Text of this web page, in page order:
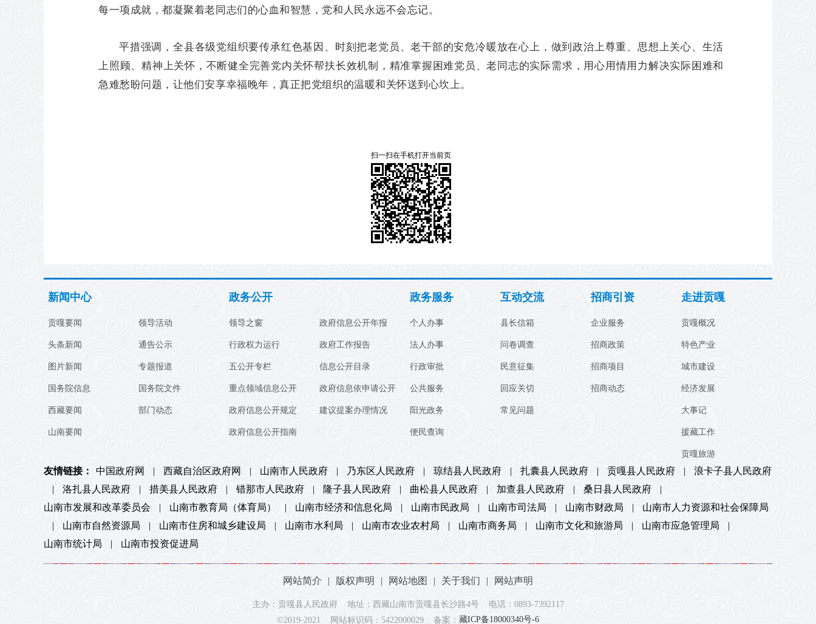
每一项成就，都凝聚着老同志们的心血和智慧，党和人民永远不会忘记。
平措强调，全县各级党组织要传承红色基因、时刻把老党员、老干部的安危冷暖放在心上，做到政治上尊重、思想上关心、生活
上照顾、精神上关怀，不断健全完善党内关怀帮扶长效机制，精准掌握困难党员、老同志的实际需求，用心用情用力解决实际困难和
急难愁盼问题，让他们安享幸福晚年，真正把党组织的温暖和关怀送到心坎上。
扫一扫在手机打开当前页
新闻中心
贡嘎要闻
头条新闻
图片新闻
国务院信息
西藏要闻
山南要闻
领导活动
通告公示
专题报道
国务院文件
部门动态
政务公开
领导之窗
行政权力运行
五公开专栏
重点领域信息公开
政府信息公开规定
政府信息公开指南
政府信息公开年报
政府工作报告
信息公开目录
政府信息依申请公开
建议提案办理情况
政务服务
个人办事
法人办事
行政审批
公共服务
阳光政务
便民查询
互动交流
县长信箱
问卷调查
民意征集
回应关切
常见问题
招商引资
企业服务
招商政策
招商项目
招商动态
走进贡嘎
贡嘎概况
特色产业
城市建设
经济发展
大事记
援藏工作
贡嘎旅游
友情链接： 中国政府网 | 西藏自治区政府网 | 山南市人民政府 | 乃东区人民政府 | 琼结县人民政府 | 扎囊县人民政府 | 贡嘎县人民政府 |
浪卡子县人民政府
|
洛扎县人民政府 | 措美县人民政府 | 错那市人民政府 | 隆子县人民政府 | 曲松县人民政府 | 加查县人民政府 | 桑日县人民政府
|
山南市发展和改革委员会
| 山南市教育局（体育局） | 山南市经济和信息化局 | 山南市民政局 | 山南市司法局 | 山南市财政局 |
山南市人力资源和社会保障局
|
山南市自然资源局 | 山南市住房和城乡建设局 | 山南市水利局 | 山南市农业农村局 | 山南市商务局 | 山南市文化和旅游局 | 山南市应急管理局
|
山南市统计局
| 山南市投资促进局
网站简介 | 版权声明 | 网站地图 | 关于我们 | 网站声明
主办：贡嘎县人民政府 地址：西藏山南市贡嘎县长沙路4号 电话：0893-7392117
©2019-2021 网站标识码：5422000029 备案： 藏ICP备18000340号-6